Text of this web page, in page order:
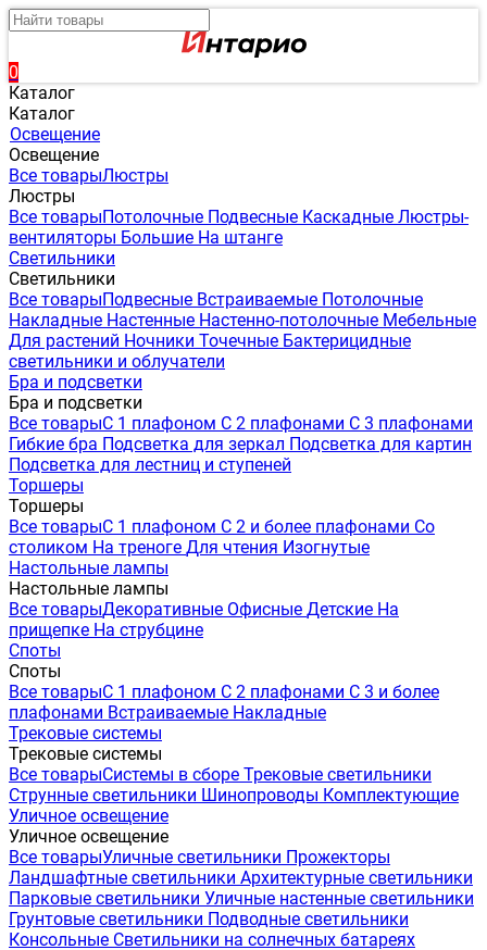
0
Каталог
Каталог
Освещение
Освещение
Все товарыЛюстры
Люстры
Все товарыПотолочные Подвесные Каскадные Люстры-
вентиляторы Большие На штанге
Светильники
Светильники
Все товарыПодвесные Встраиваемые Потолочные
Накладные Настенные Настенно-потолочные Мебельные
Для растений Ночники Точечные Бактерицидные
светильники и облучатели
Бра и подсветки
Бра и подсветки
Все товарыС 1 плафоном С 2 плафонами С 3 плафонами
Гибкие бра Подсветка для зеркал Подсветка для картин
Подсветка для лестниц и ступеней
Торшеры
Торшеры
Все товарыС 1 плафоном С 2 и более плафонами Со
столиком На треноге Для чтения Изогнутые
Настольные лампы
Настольные лампы
Все товарыДекоративные Офисные Детские На
прищепке На струбцине
Споты
Споты
Все товарыС 1 плафоном С 2 плафонами С 3 и более
плафонами Встраиваемые Накладные
Трековые системы
Трековые системы
Все товарыСистемы в сборе Трековые светильники
Струнные светильники Шинопроводы Комплектующие
Уличное освещение
Уличное освещение
Все товарыУличные светильники Прожекторы
Ландшафтные светильники Архитектурные светильники
Парковые светильники Уличные настенные светильники
Грунтовые светильники Подводные светильники
Консольные Светильники на солнечных батареях